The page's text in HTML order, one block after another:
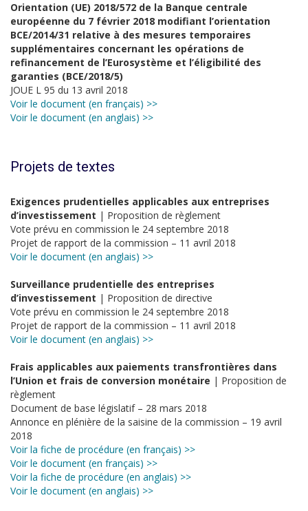
Orientation (UE) 2018/572 de la Banque centrale
européenne du 7 février 2018 modifiant l’orientation
BCE/2014/31 relative à des mesures temporaires
supplémentaires concernant les opérations de
refinancement de l’Eurosystème et l’éligibilité des
garanties (BCE/2018/5)
JOUE L 95 du 13 avril 2018
Voir le document (en français) >>
Voir le document (en anglais) >>
Projets de textes
Exigences prudentielles applicables aux entreprises
d’investissement | Proposition de règlement
Vote prévu en commission le 24 septembre 2018
Projet de rapport de la commission – 11 avril 2018
Voir le document (en anglais) >>
Surveillance prudentielle des entreprises
d’investissement | Proposition de directive
Vote prévu en commission le 24 septembre 2018
Projet de rapport de la commission – 11 avril 2018
Voir le document (en anglais) >>
Frais applicables aux paiements transfrontières dans
l’Union et frais de conversion monétaire | Proposition de
règlement
Document de base législatif – 28 mars 2018
Annonce en plénière de la saisine de la commission – 19 avril
2018
Voir la fiche de procédure (en français) >>
Voir le document (en français) >>
Voir la fiche de procédure (en anglais) >>
Voir le document (en anglais) >>